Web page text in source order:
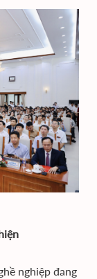
nghiệp đang